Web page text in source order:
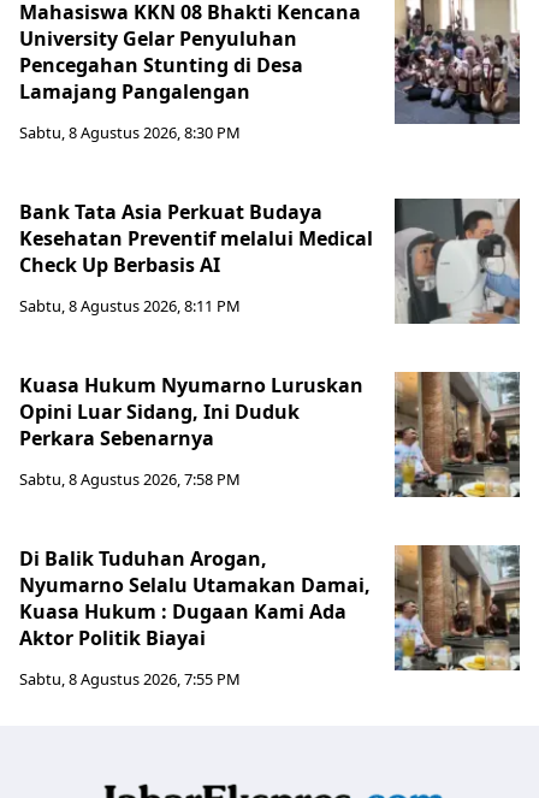
Mahasiswa KKN 08 Bhakti Kencana
University Gelar Penyuluhan
Pencegahan Stunting di Desa
Lamajang Pangalengan
Sabtu, 8 Agustus 2026, 8:30 PM
Bank Tata Asia Perkuat Budaya
Kesehatan Preventif melalui Medical
Check Up Berbasis AI
Sabtu, 8 Agustus 2026, 8:11 PM
Kuasa Hukum Nyumarno Luruskan
Opini Luar Sidang, Ini Duduk
Perkara Sebenarnya ​
Sabtu, 8 Agustus 2026, 7:58 PM
Di Balik Tuduhan Arogan,
Nyumarno Selalu Utamakan Damai,
Kuasa Hukum : Dugaan Kami Ada
Aktor Politik Biayai
Sabtu, 8 Agustus 2026, 7:55 PM